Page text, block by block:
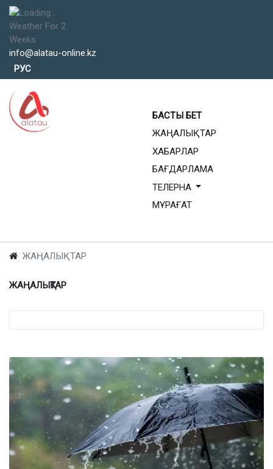
Weather For 2
Weeks
info@alatau-online.kz
Тіліңізді таңдаңыз
РУС
БАСТЫ БЕТ
ЖАҢАЛЫҚТАР
ХАБАРЛАР
БАҒДАРЛАМА
ТЕЛЕРНА
МҰРАҒАТ
ЖАҢАЛЫҚТАР
ЖАҢАЛЫҚТАР